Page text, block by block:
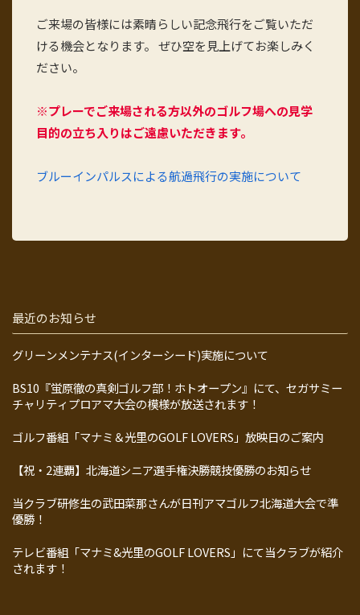
ご来場の皆様には素晴らしい記念飛行をご覧いただ
ける機会となります。 ぜひ空を見上げてお楽しみく
ださい。
※プレーでご来場される方以外のゴルフ場への見学
目的の立ち入りはご遠慮いただきます。
ブルーインパルスによる航過飛行の実施について
最近のお知らせ
グリーンメンテナス(インターシード)実施について
BS10『蛍原徹の真剣ゴルフ部！ホトオープン』にて、セガサミー
チャリティプロアマ大会の模様が放送されます！
ゴルフ番組「マナミ＆光里のGOLF LOVERS」放映日のご案内
【祝・2連覇】北海道シニア選手権決勝競技優勝のお知らせ
当クラブ研修生の武田菜那さんが日刊アマゴルフ北海道大会で準
優勝！
テレビ番組「マナミ&光里のGOLF LOVERS」にて当クラブが紹介
されます！